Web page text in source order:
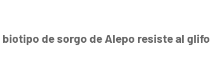
de sorgo de Alepo resiste al